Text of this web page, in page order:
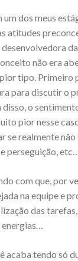
um dos meus
atitudes
desenvolvedora
não era
tipo. Primeiro
para discutir o
o
pior nesse
se realmente não
perseguição,
com que, por
na equipe e
das
energias…
acaba tendo só